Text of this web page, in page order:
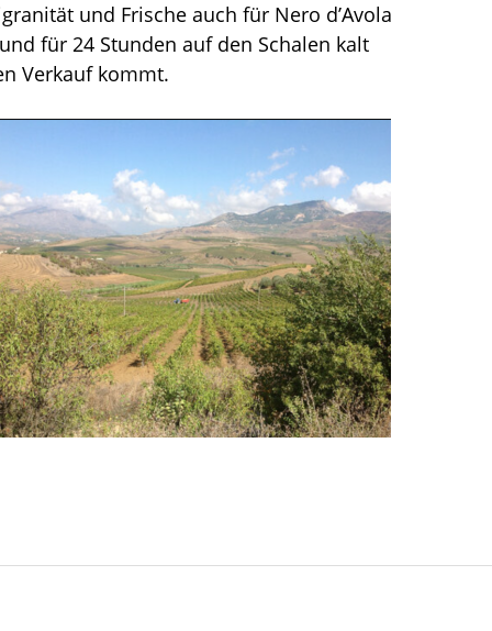
und Frische auch für Nero d’Avola
für 24 Stunden auf den Schalen kalt
Verkauf kommt.